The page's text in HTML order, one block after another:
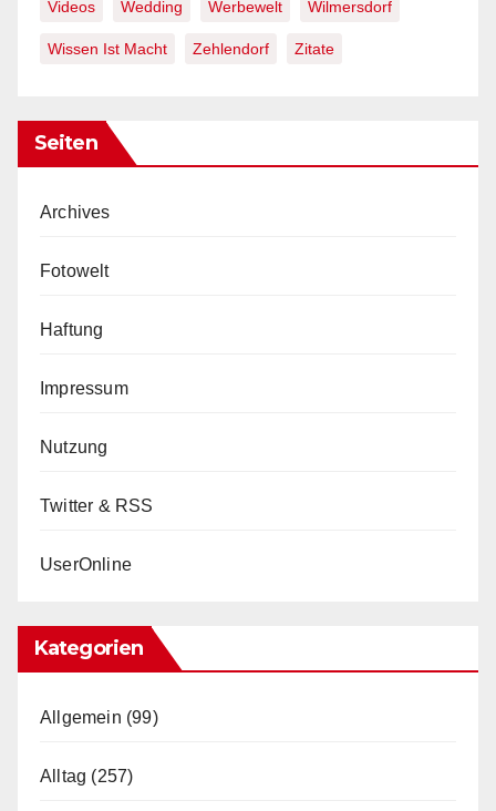
Videos Wedding Werbewelt Wilmersdorf
Wissen Ist Macht Zehlendorf Zitate
Seiten
Archives
Fotowelt
Haftung
Impressum
Nutzung
Twitter & RSS
UserOnline
Kategorien
Allgemein (99)
Alltag (257)